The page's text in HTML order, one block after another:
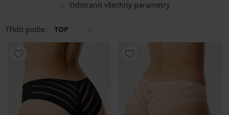
Odstranit všechny parametry
Třídit podle: TOP